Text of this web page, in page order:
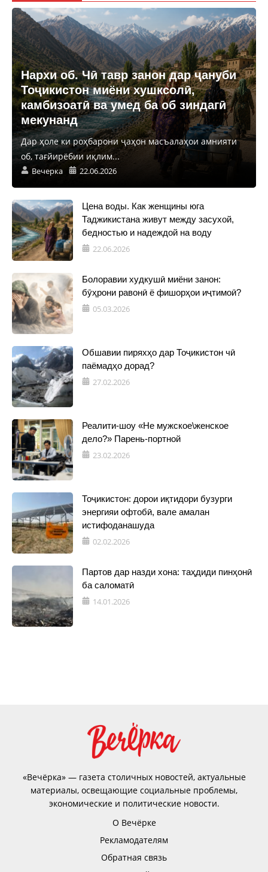
Нархи об. Чӣ тавр занон дар ҷануби
Тоҷикистон миёни хушксолӣ,
камбизоатӣ ва умед ба об зиндагӣ
мекунанд
Дар ҳоле ки роҳбарони ҷаҳон масъалаҳои амнияти
об, тағйирёбии иқлим...
Вечерка 22.06.2026
Цена воды. Как женщины юга
Таджикистана живут между засухой,
бедностью и надеждой на воду
22.06.2026
Болоравии худкушӣ миёни занон:
бӯҳрони равонӣ ё фишорҳои иҷтимоӣ?
05.03.2026
Обшавии пиряхҳо дар Тоҷикистон чӣ
паёмадҳо дорад?
27.02.2026
Реалити-шоу «Не мужское\женское
дело?» Парень-портной
23.02.2026
Тоҷикистон: дорои иқтидори бузурги
энергияи офтобӣ, вале амалан
истифоданашуда
02.02.2026
Партов дар назди хона: таҳдиди пинҳонӣ
ба саломатӣ
14.01.2026
«Вечёрка» — газета столичных новостей, актуальные
материалы, освещающие социальные проблемы,
экономические и политические новости.
О Вечёрке
Рекламодателям
Обратная связь